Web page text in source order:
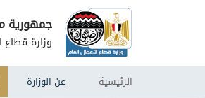
جمهورية
وزارة قطاع
الرئيسية عن الوزارة